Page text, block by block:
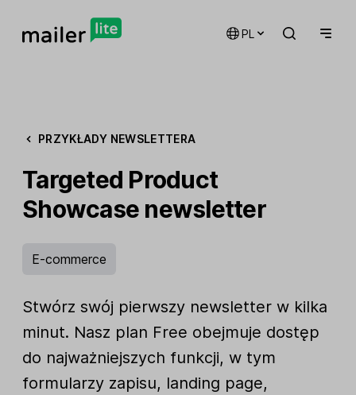
PL
PRZYKŁADY NEWSLETTERA
Targeted Product
Showcase newsletter
E-commerce
Stwórz swój pierwszy newsletter w kilka
minut. Nasz plan Free obejmuje dostęp
do najważniejszych funkcji, w tym
formularzy zapisu, landing page,